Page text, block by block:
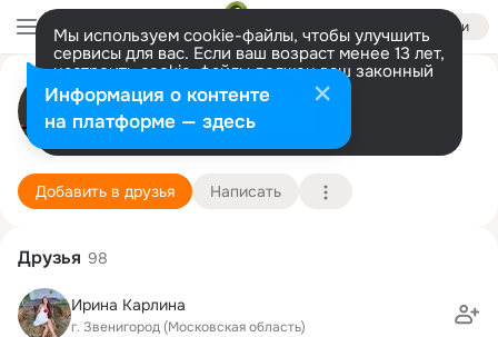
Войти
Мы используем cookie-файлы, чтобы улучшить
сервисы для вас. Если ваш возраст менее 13 лет,
настроить cookie-файлы должен ваш законный
представитель. Больше информации
Разрешить все Настроить
Игорь Стулов
Москва 3 января (44 года)
Подробнее
Добавить в друзья Написать
Друзья 98
Ирина Карлина
г. Звенигород (Московская область)
Информация о контенте
на платформе — здесь